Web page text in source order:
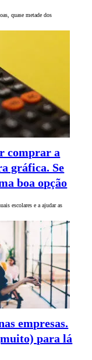
quase metade dos
comprar a
gráfica. Se
boa opção
escolares e a ajudar as
empresas.
para lá